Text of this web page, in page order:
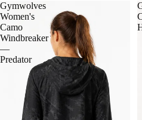
Gymwolves
Women's
Camo
Windbreaker
—
Predator